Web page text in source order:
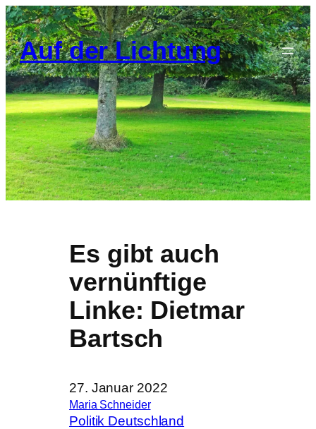
Zum
Inhalt
springen
Auf der Lichtung
Es gibt auch
vernünftige
Linke: Dietmar
Bartsch
27. Januar 2022
Maria Schneider
Politik Deutschland